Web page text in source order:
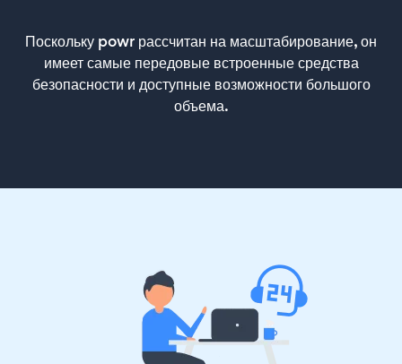
Поскольку powr рассчитан на масштабирование, он
имеет самые передовые встроенные средства
безопасности и доступные возможности большого
объема.